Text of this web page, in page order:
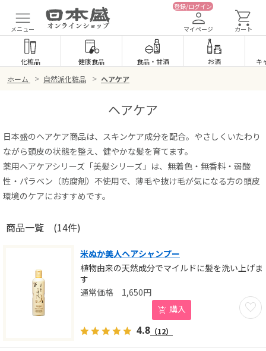
メニュー
登録/ログイン
マイページ カート
化粧品 健康食品 食品・ 甘酒 お酒 キ
ホーム > 自然派化粧品 > ヘアケア
ヘアケア
日本盛のヘアケア商品は、スキンケア成分を配合。やさしくいたわり
ながら頭皮の状態を整え、健やかな髪を育てます。
薬用ヘアケアシリーズ「美髪シリーズ」は、無着色・無香料・弱酸
性・パラベン（防腐剤）不使用で、薄毛や抜け毛が気になる方の頭皮
環境のケアにおすすめです。
商品一覧 (14件)
米ぬか美人ヘアシャンプー
植物由来の天然成分でマイルドに髪を洗い上げま
す
お気
1,650円
購入
4.8 （12）